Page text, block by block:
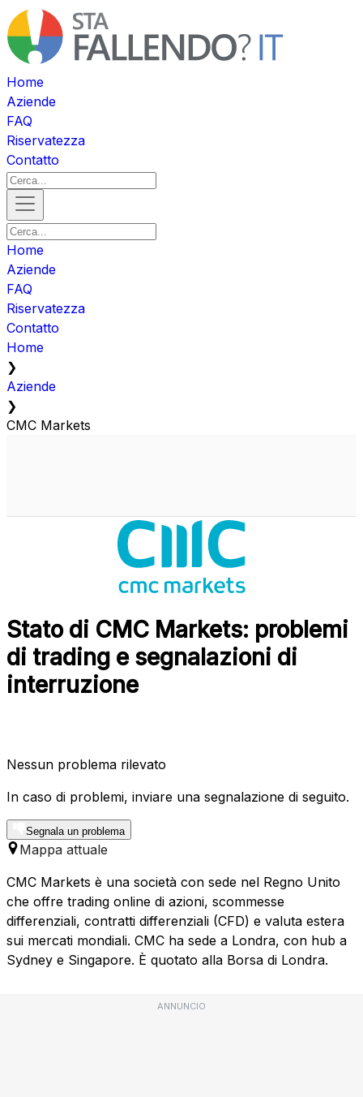
Home
Aziende
FAQ
Riservatezza
Contatto
Home
Aziende
FAQ
Riservatezza
Contatto
Home
❯
Aziende
❯
CMC Markets
Stato di CMC Markets: problemi
di trading e segnalazioni di
interruzione
Nessun problema rilevato
In caso di problemi, inviare una segnalazione di seguito.
Segnala un problema
Mappa attuale
CMC Markets è una società con sede nel Regno Unito
che offre trading online di azioni, scommesse
differenziali, contratti differenziali (CFD) e valuta estera
sui mercati mondiali. CMC ha sede a Londra, con hub a
Sydney e Singapore. È quotato alla Borsa di Londra.
ANNUNCIO